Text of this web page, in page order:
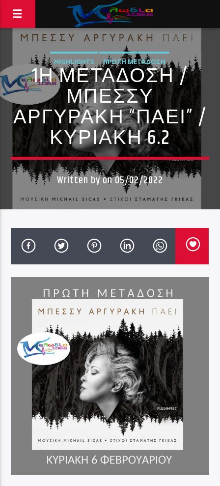
HIGHLIGHTS ΠΡΏΤΗ ΜΕΤΆΔΟΣΗ
1Η ΜΕΤΆΔΟΣΗ /
ΜΠΈΣΣΥ
ΑΡΓΥΡΆΚΗ “ΠΆΕΙ” /
ΚΥΡΙΑΚΉ 6.2
Written byon 05/02/2022